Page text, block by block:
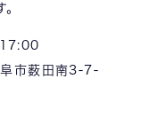
17:00
阜市薮田南3-7-